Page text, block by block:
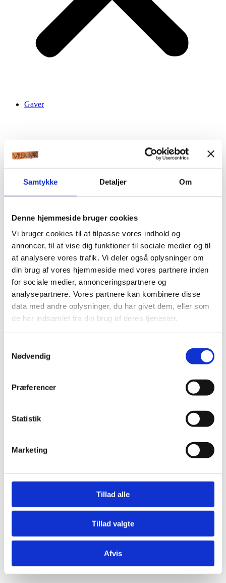
Samtykke Detaljer Om
Denne hjemmeside bruger cookies
Vi bruger cookies til at tilpasse vores indhold og
annoncer, til at vise dig funktioner til sociale medier og til
at analysere vores trafik. Vi deler også oplysninger om
din brug af vores hjemmeside med vores partnere inden
for sociale medier, annonceringspartnere og
analysepartnere. Vores partnere kan kombinere disse
data med andre oplysninger, du har givet dem, eller som
de har indsamlet fra din brug af deres tjenester.
Nødvendig
Præferencer
Statistik
Marketing
Tillad alle
Tillad valgte
Afvis
Gaver
Krystaller